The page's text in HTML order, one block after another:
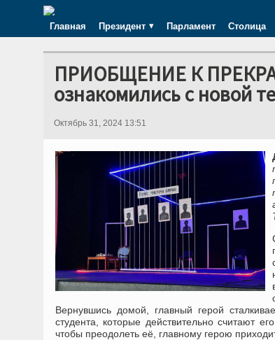
Главная Президент Парламент Столица
ПРИОБЩЕНИЕ К
ознакомились с новой
Октябрь 31, 2024 13:51
Вернувшись домой, главный герой
студента, которые действительно считают
чтобы преодолеть её, главному герою